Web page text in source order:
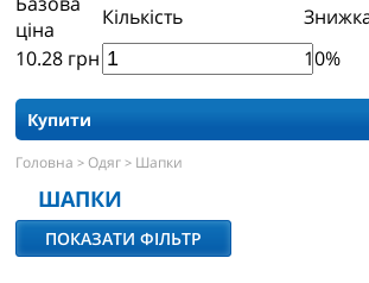
ціна
Кількість
10.28 грн 10%
Купити
Головна > Одяг > Шапки
ШАПКИ
ПОКАЗАТИ ФІЛЬТР